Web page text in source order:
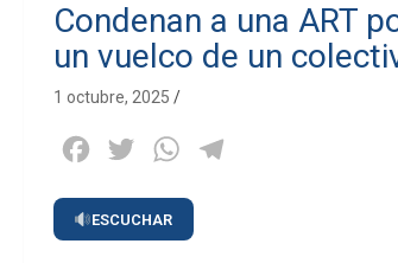
Condenan a una ART
un vuelco de un
1 octubre, 2025
Facebook
Twitter WhatsApp
ESCUCHAR